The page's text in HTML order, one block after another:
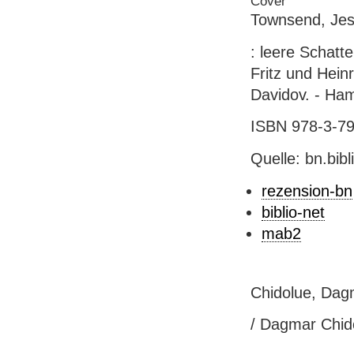
Townsend,
: leere
Fritz und
Davidov. -
ISBN 978-3-
Quelle:
rezension-bn
biblio-net
mab2
Chidolue,
/ Dagmar